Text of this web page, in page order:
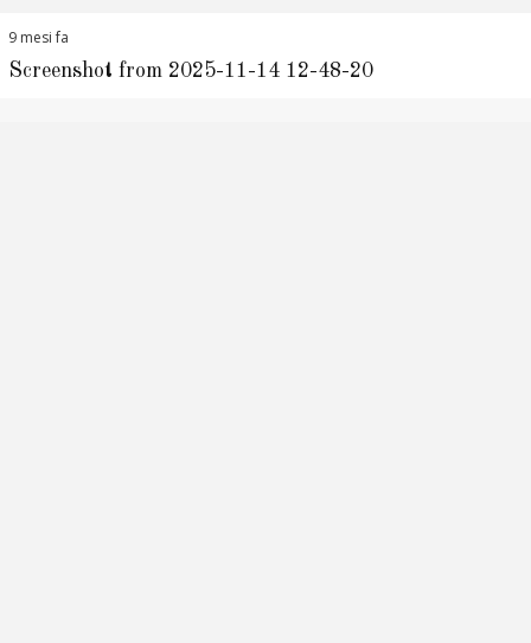
9 mesi fa
Screenshot from 2025-11-14 12-48-20